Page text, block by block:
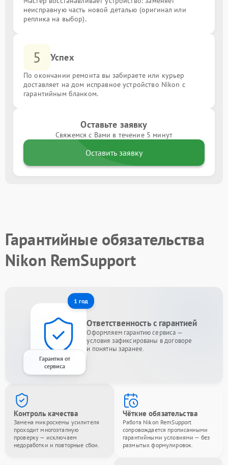
неисправную часть новой деталью (оригинал или
реплика на выбор).
5 Успех
По окончании ремонта вы забираете или курьер
доставляет на дом исправное устройство Nikon с
гарантийным бланком.
Оставьте заявку
Свяжемся с Вами в течение 5 минут
Оставить заявку
Гарантийные обязательства
Nikon RemSupport
1 год
Гарантия от
сервиса
Ответственность с гарантией
Оформляем гарантию сервиса —
условия зафиксированы в договоре
и понятны заранее.
Контроль качества
Замена микросхемы усилителя
проходит многоэтапную
проверку — исключаем
недоработки и повторные сбои.
Чёткие обязательства
Работа Nikon RemSupport
сопровождается прописанными
гарантийными условиями — без
размытых формулировок.